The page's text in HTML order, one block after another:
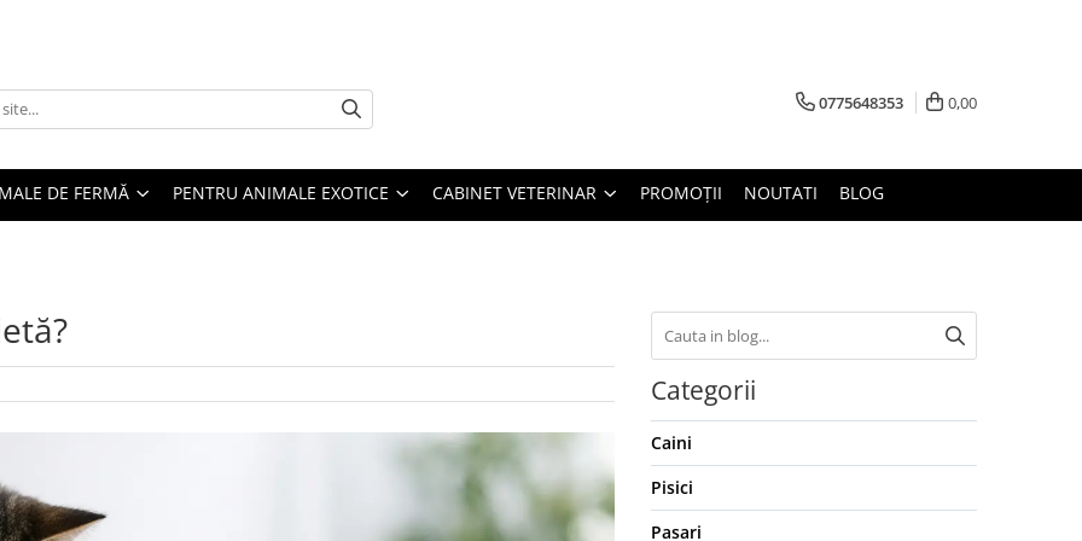
0775648353 0,00
DE FERMĂ PENTRU ANIMALE EXOTICE CABINET VETERINAR PROMOȚII NOUTATI BLOG
Categorii
Caini
Pisici
Pasari